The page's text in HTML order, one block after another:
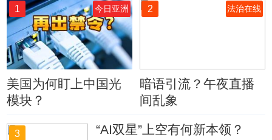
1 今日亚洲
美国为何盯上中国光
模块？
2 法治在线
暗语引流？午夜直播
间乱象
3 “AI双星”上空有何新本领？